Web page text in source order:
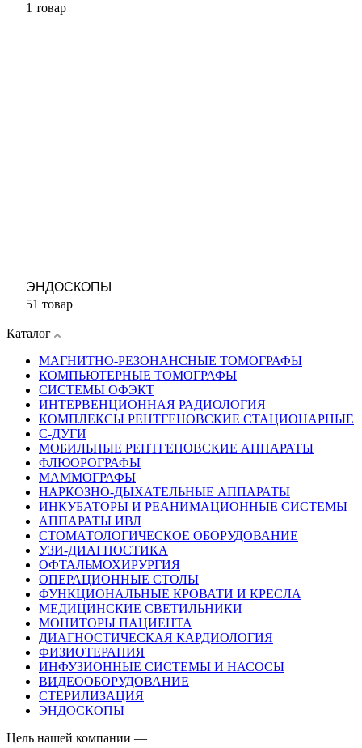
1 товар
ЭНДОСКОПЫ
51 товар
Каталог
МАГНИТНО-РЕЗОНАНСНЫЕ ТОМОГРАФЫ
КОМПЬЮТЕРНЫЕ ТОМОГРАФЫ
СИСТЕМЫ ОФЭКТ
ИНТЕРВЕНЦИОННАЯ РАДИОЛОГИЯ
КОМПЛЕКСЫ РЕНТГЕНОВСКИЕ СТАЦИОНАРНЫЕ
С-ДУГИ
МОБИЛЬНЫЕ РЕНТГЕНОВСКИЕ АППАРАТЫ
ФЛЮОРОГРАФЫ
МАММОГРАФЫ
НАРКОЗНО-ДЫХАТЕЛЬНЫЕ АППАРАТЫ
ИНКУБАТОРЫ И РЕАНИМАЦИОННЫЕ СИСТЕМЫ
АППАРАТЫ ИВЛ
СТОМАТОЛОГИЧЕСКОЕ ОБОРУДОВАНИЕ
УЗИ-ДИАГНОСТИКА
ОФТАЛЬМОХИРУРГИЯ
ОПЕРАЦИОННЫЕ СТОЛЫ
ФУНКЦИОНАЛЬНЫЕ КРОВАТИ И КРЕСЛА
МЕДИЦИНСКИЕ СВЕТИЛЬНИКИ
МОНИТОРЫ ПАЦИЕНТА
ДИАГНОСТИЧЕСКАЯ КАРДИОЛОГИЯ
ФИЗИОТЕРАПИЯ
ИНФУЗИОННЫЕ СИСТЕМЫ И НАСОСЫ
ВИДЕООБОРУДОВАНИЕ
СТЕРИЛИЗАЦИЯ
ЭНДОСКОПЫ
Цель нашей компании —